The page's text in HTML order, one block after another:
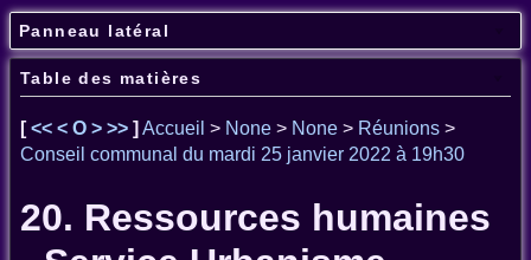
Panneau latéral
Table des matières
[<< < O > >> ] Accueil > None > None > Réunions >
Conseil communal du mardi 25 janvier 2022 à 19h30
20. Ressources humaines